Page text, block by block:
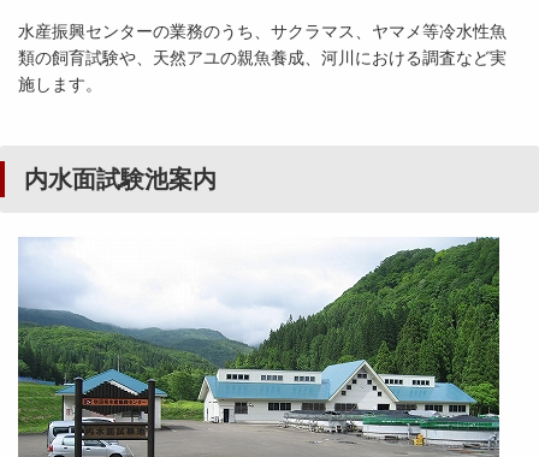
水産振興センターの業務のうち、サクラマス、ヤマメ等冷水性魚
類の飼育試験や、天然アユの親魚養成、河川における調査など実
施します。
内水面試験池案内